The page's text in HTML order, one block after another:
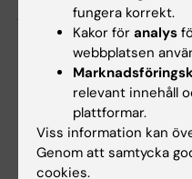
jakt var viktigt för att
dåligt borde ha
försvunnit med
Det finns
varav de allra flesta
natur där ett stort
bidrar. Hög genetisk
fungera korrekt.
Kakor för analys
webbplatsen
relevant innehåll
plattformar.
Viss information kan
Genom att samtycka
cookies.